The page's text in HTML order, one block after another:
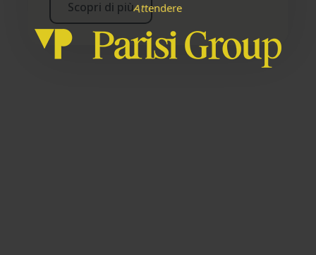
Attendere
Scopri di più